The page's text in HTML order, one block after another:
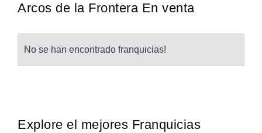
Arcos de la Frontera En venta
No se han encontrado franquicias!
Explore el mejores Franquicias